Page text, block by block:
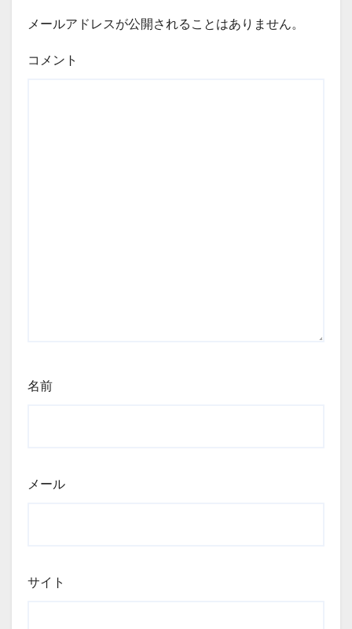
シ
ョ
メールアドレスが公開されることはありません。
コメント
名前
メール
サイト